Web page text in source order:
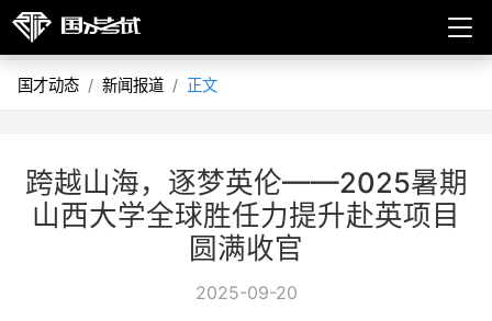
国才动态 新闻报道 正文
跨越山海，逐梦英伦——2025暑期
山西大学全球胜任力提升赴英项目
圆满收官
2025-09-20